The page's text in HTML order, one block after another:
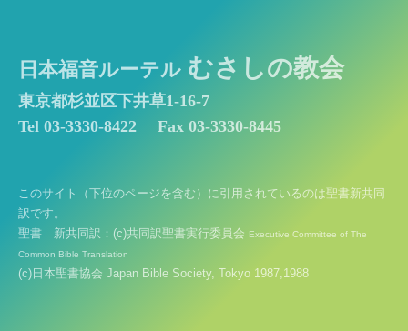
日本福音ルーテル むさしの教会
東京都杉並区下井草1-16-7
Tel 03-3330-8422
Fax 03-3330-8445
このサイト（下位のページを含む）に引用されているのは聖書新共同
訳です。
聖書 新共同訳：(c)共同訳聖書実行委員会 Executive Committee of The
Common Bible Translation
(c)日本聖書協会 Japan Bible Society, Tokyo 1987,1988